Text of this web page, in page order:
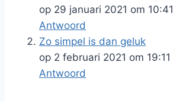
op 29 januari 2021 om 10:41
Antwoord
Zo simpel is dan geluk
op 2 februari 2021 om 19:11
Antwoord